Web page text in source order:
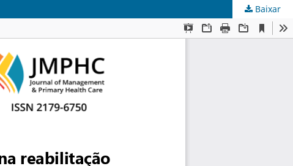
Baixar